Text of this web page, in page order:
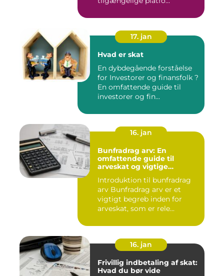
17. jan
Hvad er skat
En dybdegående forståelse
for Investorer og finansfolk ?
En omfattende guide til
investorer og fin...
16. jan
Bunfradrag arv: En
omfattende guide til
arveskat og vigtige
og finansfolk
Introduktion til bunfradrag
arv Bunfradrag arv er et
vigtigt begreb inden for
arveskat, som er rele...
16. jan
Frivillig indbetaling af skat:
Hvad du bør vide